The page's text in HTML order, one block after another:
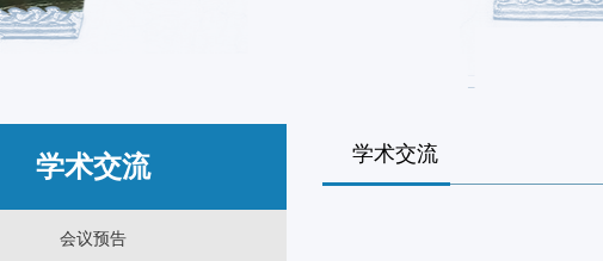
学术交流
会议预告
学术交流